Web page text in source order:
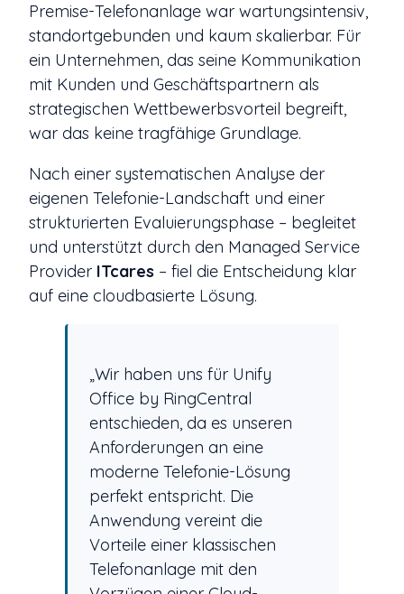
Premise-Telefonanlage war wartungsintensiv,
standortgebunden und kaum skalierbar. Für
ein Unternehmen, das seine Kommunikation
mit Kunden und Geschäftspartnern als
strategischen Wettbewerbsvorteil begreift,
war das keine tragfähige Grundlage.
Nach einer systematischen Analyse der
eigenen Telefonie-Landschaft und einer
strukturierten Evaluierungsphase – begleitet
und unterstützt durch den Managed Service
Provider ITcares – fiel die Entscheidung klar
auf eine cloudbasierte Lösung.
„Wir haben uns für Unify
Office by RingCentral
entschieden, da es unseren
Anforderungen an eine
moderne Telefonie-Lösung
perfekt entspricht. Die
Anwendung vereint die
Vorteile einer klassischen
Telefonanlage mit den